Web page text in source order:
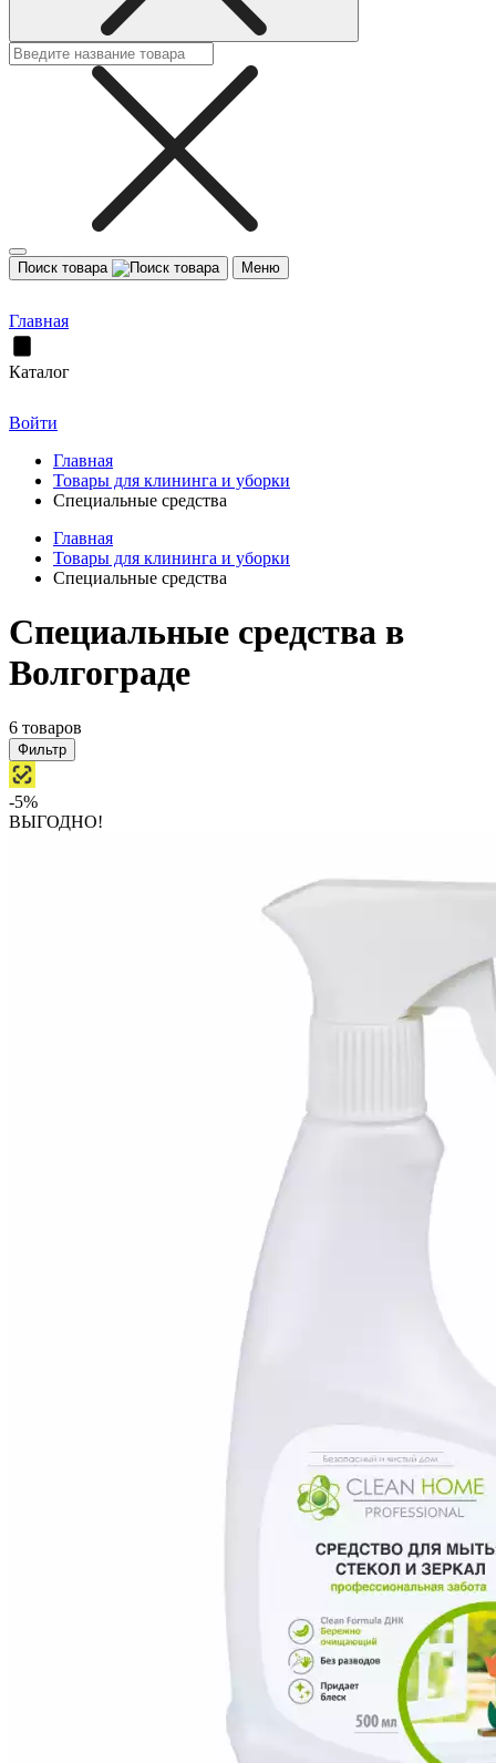
Поиск товара Меню
Главная
Каталог
Войти
Главная
Товары для клининга и уборки
Специальные средства
Главная
Товары для клининга и уборки
Специальные средства
Специальные средства в
Волгограде
6 товаров
Фильтр
-5%
ВЫГОДНО!